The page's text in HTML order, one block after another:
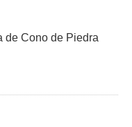
de Cono de Piedra